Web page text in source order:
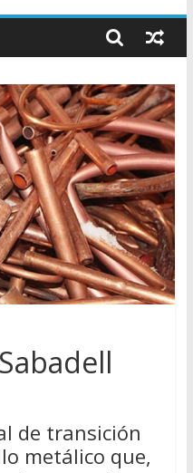
de transición
metálico que,